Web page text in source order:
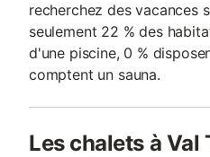
recherchez des vacances
seulement 22 % des
d'une piscine, 0 %
comptent un sauna.
Les chalets à Val